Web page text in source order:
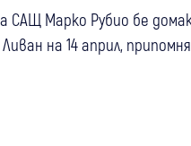
САЩ Марко Рубио бе
на 14 април,